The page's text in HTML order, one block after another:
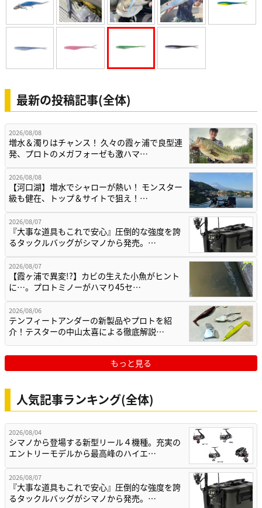
最新の投稿記事(全体)
2026/08/08
増水＆濁りはチャンス！ 久々の霞ヶ浦で良型連
発、プロトのメガフォーゼも激ハマ…
2026/08/08
【河口湖】増水でシャローが熱い！ モンスター
級も健在、トップ＆サイトで狙え！…
2026/08/07
『大事な道具もこれで安心』圧倒的な強度を誇
るタックルバッグがシマノから発売。…
2026/08/07
【霞ヶ浦で異変!?】カビの生えた小魚がヒント
に…。プロトミノーがハマり45セ…
2026/08/06
テンフィートアンダーの新製品やプロトを紹
介！テスターの中山太喜による徹底解説…
もっと見る
人気記事ランキング(全体)
2026/08/04
シマノから登場する新型リール４機種。充実の
エントリーモデルから最高峰のハイエ…
2026/08/07
『大事な道具もこれで安心』圧倒的な強度を誇
るタックルバッグがシマノから発売。…